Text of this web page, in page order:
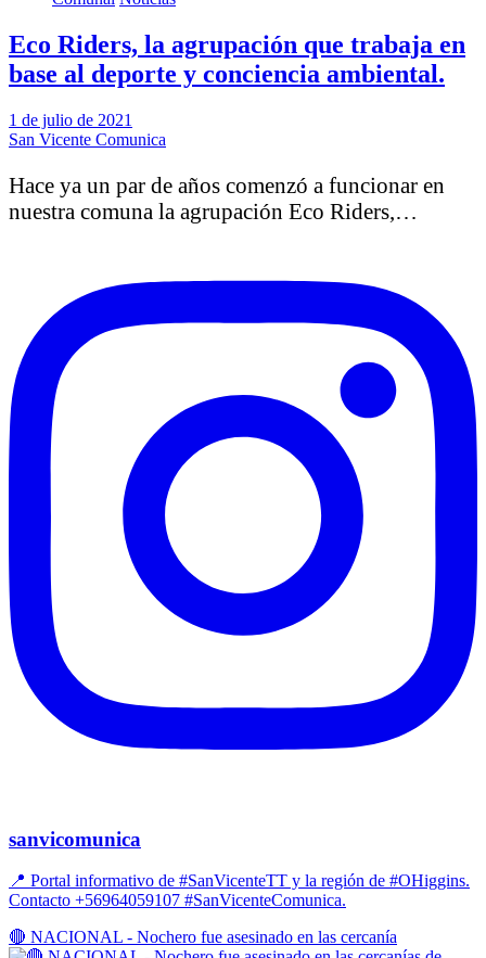
Eco Riders, la agrupación que trabaja en
base al deporte y conciencia ambiental.
1 de julio de 2021
San Vicente Comunica
Hace ya un par de años comenzó a funcionar en
nuestra comuna la agrupación Eco Riders,…
sanvicomunica
📍 Portal informativo de #SanVicenteTT y la región de #OHiggins.
Contacto +56964059107 #SanVicenteComunica.
🔴 NACIONAL - Nochero fue asesinado en las cercanía